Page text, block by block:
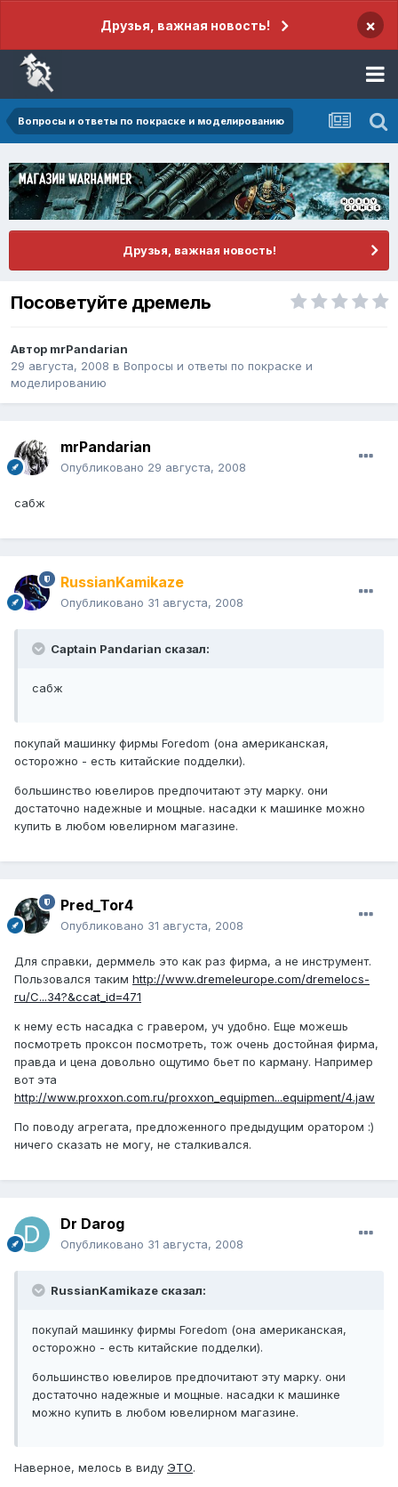
Друзья, важная новость! ×
Вопросы и ответы по покраске и моделированию
Друзья, важная новость!
Посоветуйте дремель
Автор mrPandarian
29 августа, 2008 в Вопросы и ответы по покраске и
моделированию
mrPandarian
Опубликовано 29 августа, 2008
сабж
RussianKamikaze
Опубликовано 31 августа, 2008
Captain Pandarian сказал:
сабж
покупай машинку фирмы Foredom (она американская,
осторожно - есть китайские подделки).
большинство ювелиров предпочитают эту марку. они
достаточно надежные и мощные. насадки к машинке можно
купить в любом ювелирном магазине.
Pred_Tor4
Опубликовано 31 августа, 2008
Для справки, дерммель это как раз фирма, а не инструмент.
Пользовался таким http://www.dremeleurope.com/dremelocs-
ru/C...34?&ccat_id=471
к нему есть насадка с гравером, уч удобно. Еще можешь
посмотреть проксон посмотреть, тож очень достойная фирма,
правда и цена довольно ощутимо бьет по карману. Например
вот эта
http://www.proxxon.com.ru/proxxon_equipmen...equipment/4.jaw
По поводу агрегата, предложенного предыдущим оратором :)
ничего сказать не могу, не сталкивался.
Dr Darog
Опубликовано 31 августа, 2008
RussianKamikaze сказал:
покупай машинку фирмы Foredom (она американская,
осторожно - есть китайские подделки).
большинство ювелиров предпочитают эту марку. они
достаточно надежные и мощные. насадки к машинке
можно купить в любом ювелирном магазине.
Наверное, мелось в виду ЭТО.